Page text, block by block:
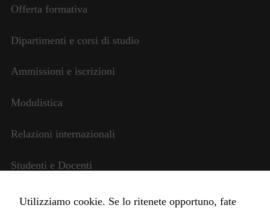
Offerta formativa
Dipartimenti e corsi di studio
Ammissioni e iscrizioni
Modulistica
Relazioni internazionali
Studenti e Docenti
Amministrazione trasparente
Utilizziamo cookie. Se lo ritenete opportuno, fate